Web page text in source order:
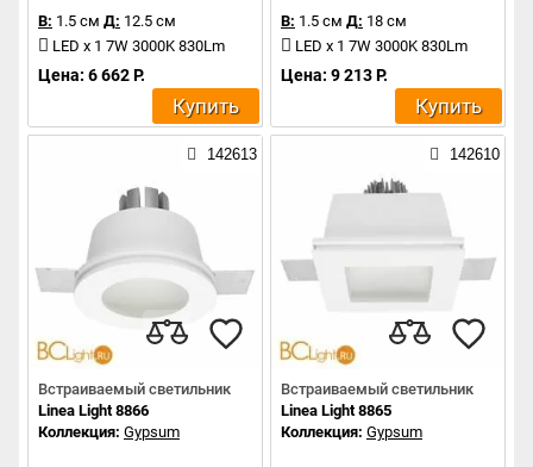
В: 1.5 см Д: 12.5 см
LED x 1 7W 3000K 830Lm
Цена: 6 662 Р.
Купить
В: 1.5 см Д: 18 см
LED x 1 7W 3000K 830Lm
Цена: 9 213 Р.
Купить
142613
Встраиваемый светильник
Linea Light 8866
Коллекция: Gypsum
142610
Встраиваемый светильник
Linea Light 8865
Коллекция: Gypsum